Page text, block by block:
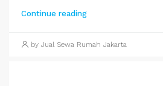
Continue reading
by Jual Sewa Rumah Jakarta